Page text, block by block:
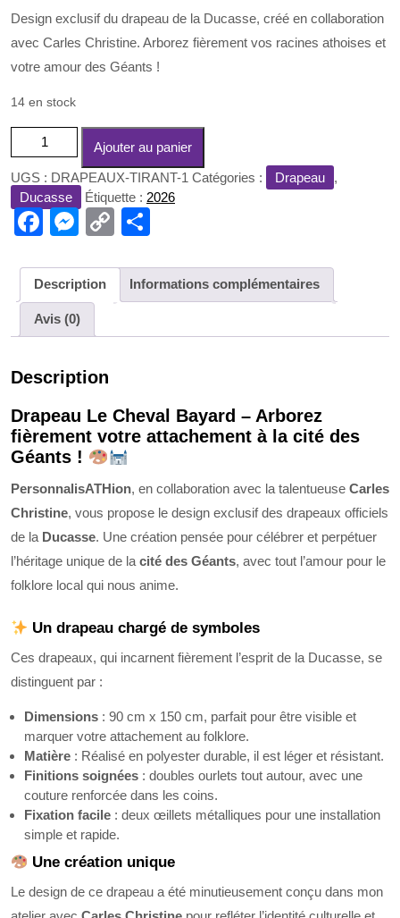
Design exclusif du drapeau de la Ducasse, créé en collaboration
avec Carles Christine. Arborez fièrement vos racines athoises et
votre amour des Géants !
14 en stock
quantité
de
Drapeau
Le
Cheval
Bayard
Ajouter au panier
UGS : DRAPEAUX-TIRANT-1 Catégories : Drapeau
,
Ducasse
Étiquette : 2026
F
c
e
b
o
k
M
ss
e
n
g
er
C
p
y
Li
ta
g
er
Description Informations complémentaires
Avis (0)
Description
Drapeau Le Cheval Bayard – Arborez
fièrement votre attachement à la cité des
Géants !
PersonnalisATHion, en collaboration avec la talentueuse Carles
Christine, vous propose le design exclusif des drapeaux officiels
de la Ducasse. Une création pensée pour célébrer et perpétuer
l’héritage unique de la cité des Géants, avec tout l’amour pour le
folklore local qui nous anime.
Un drapeau chargé de symboles
Ces drapeaux, qui incarnent fièrement l’esprit de la Ducasse, se
distinguent par :
Dimensions : 90 cm x 150 cm, parfait pour être visible et
marquer votre attachement au folklore.
Matière : Réalisé en polyester durable, il est léger et résistant.
Finitions soignées : doubles ourlets tout autour, avec une
couture renforcée dans les coins.
Fixation facile : deux œillets métalliques pour une installation
simple et rapide.
Une création unique
Le design de ce drapeau a été minutieusement conçu dans mon